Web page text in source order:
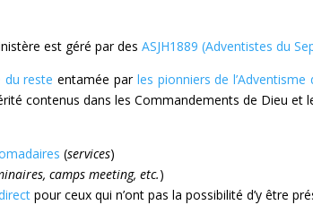
est géré par des ASJH1889 (Adventistes du
du reste entamée par les pionniers de l’Adventisme
contenus dans les Commandements de Dieu et
(services)
camps meeting, etc.)
pour ceux qui n’ont pas la possibilité d’y être